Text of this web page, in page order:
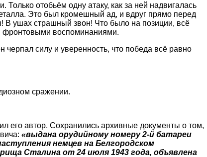
отобьём одну атаку, как за ней надвигалась
Это был кромешный ад, и вдруг прямо перед
В ушах страшный звон! Что было на позиции, всё
фронтовыми воспоминаниями.
черпал силу и уверенность, что победа всё равно
сражении.
его автор. Сохранились архивные документы о том,
«выдана орудийному номеру 2-й батареи
немцев на Белгородском
Сталина от 24 июля 1943 года, объявлена